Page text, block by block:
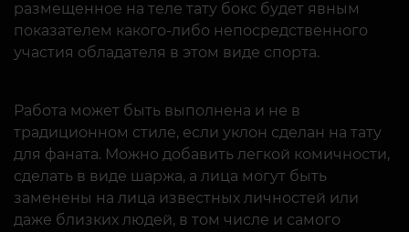
размещенное на теле тату бокс будет явным
показателем какого-либо непосредственного
участия обладателя в этом виде спорта.
Работа может быть выполнена и не в
традиционном стиле, если уклон сделан на тату
для фаната. Можно добавить легкой комичности,
сделать в виде шаржа, а лица могут быть
заменены на лица известных личностей или
даже близких людей, в том числе и самого